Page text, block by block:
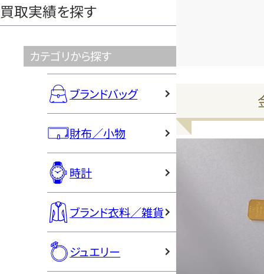
買取実績を探す
カテゴリから探す
ブランドバッグ
財布／小物
時計
ブランド衣料／雑貨
ジュエリー